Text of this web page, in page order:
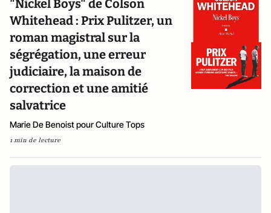
"Nickel Boys" de Colson
Whitehead : Prix Pulitzer, un
roman magistral sur la
ségrégation, une erreur
judiciaire, la maison de
correction et une amitié
salvatrice
Marie De Benoist pour Culture Tops
1 min de lecture